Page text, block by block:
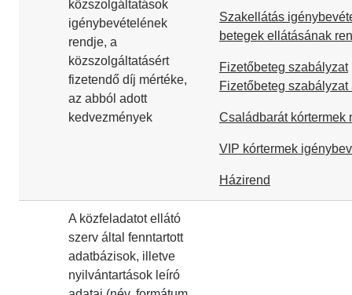
közszolgáltatások
igénybevételének
rendje, a
közszolgáltatásért
fizetendő díj mértéke,
az abból adott
kedvezmények
Szakellátás
betegek ellátásának
Fizetőbeteg szabályzat
Fizetőbeteg szabályzat
Családbarát kórtermek
VIP kórtermek
Házirend
A közfeladatot ellátó
szerv által fenntartott
adatbázisok, illetve
nyilvántartások leíró